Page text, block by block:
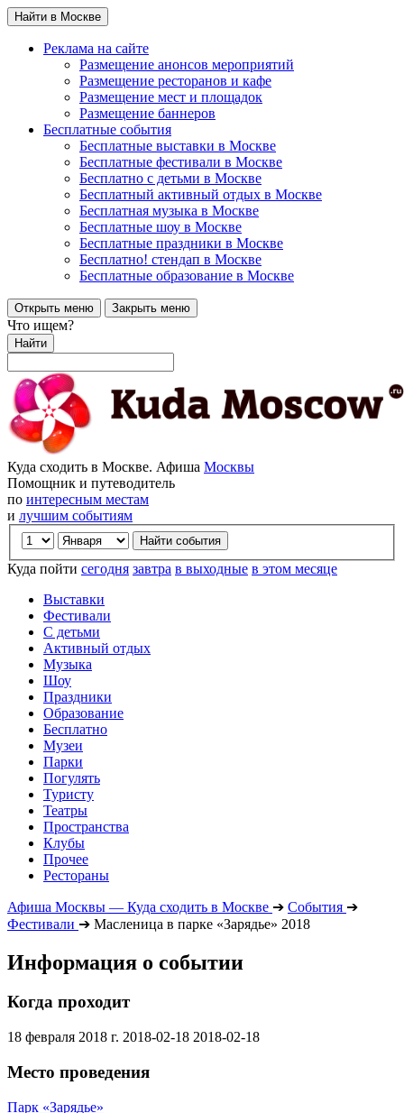
Найти в Москве
Реклама на сайте
Размещение анонсов мероприятий
Размещение ресторанов и кафе
Размещение мест и площадок
Размещение баннеров
Бесплатные события
Бесплатные выставки в Москве
Бесплатные фестивали в Москве
Бесплатно с детьми в Москве
Бесплатный активный отдых в Москве
Бесплатная музыка в Москве
Бесплатные шоу в Москве
Бесплатные праздники в Москве
Бесплатно! стендап в Москве
Бесплатные образование в Москве
Открыть меню Закрыть меню
Что ищем?
Найти
Куда сходить в Москве. Афиша Москвы
Помощник и путеводитель
по интересным местам
и лучшим событиям
Куда пойти сегодня завтра в выходные в этом месяце
Выставки
Фестивали
С детьми
Активный отдых
Музыка
Шоу
Праздники
Образование
Бесплатно
Музеи
Парки
Погулять
Туристу
Театры
Пространства
Клубы
Прочее
Рестораны
Афиша Москвы — Куда сходить в Москве ➔ События ➔
Фестивали ➔ Масленица в парке «Зарядье» 2018
Информация о событии
Когда проходит
18 февраля 2018 г. 2018-02-18 2018-02-18
Место проведения
Парк «Зарядье»